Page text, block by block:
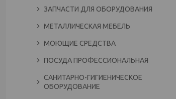
ЗАПЧАСТИ ДЛЯ ОБОРУДОВАНИЯ
МЕТАЛЛИЧЕСКАЯ МЕБЕЛЬ
МОЮЩИЕ СРЕДСТВА
ПОСУДА ПРОФЕССИОНАЛЬНАЯ
САНИТАРНО-ГИГИЕНИЧЕСКОЕ
ОБОРУДОВАНИЕ